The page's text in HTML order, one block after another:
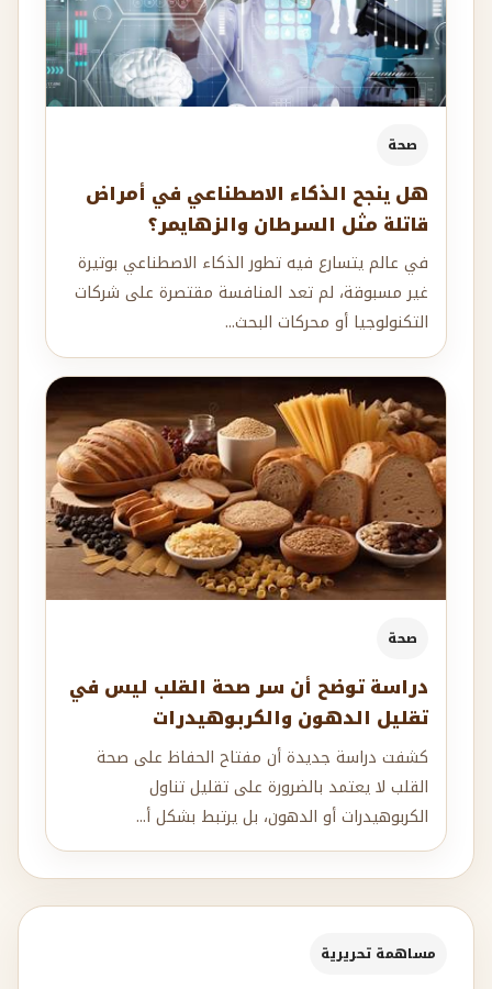
صحة
هل ينجح الذكاء الاصطناعي في أمراض
قاتلة مثل السرطان والزهايمر؟
في عالم يتسارع فيه تطور الذكاء الاصطناعي بوتيرة
غير مسبوقة، لم تعد المنافسة مقتصرة على شركات
التكنولوجيا أو محركات البحث...
صحة
دراسة توضح أن سر صحة القلب ليس في
تقليل الدهون والكربوهيدرات
كشفت دراسة جديدة أن مفتاح الحفاظ على صحة
القلب لا يعتمد بالضرورة على تقليل تناول
الكربوهيدرات أو الدهون، بل يرتبط بشكل أ...
مساهمة تحريرية